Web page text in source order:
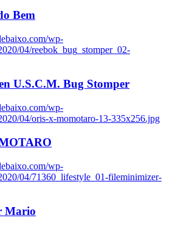
Bem
wp-
04/reebok_bug_stomper_02-
U.S.C.M. Bug Stomper
wp-
04/oris-x-momotaro-13-335x256.jpg
wp-
04/71360_lifestyle_01-fileminimizer-
Mario